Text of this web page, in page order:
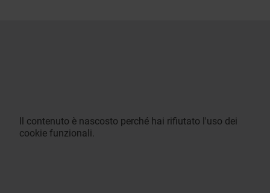
Il contenuto è nascosto perché hai rifiutato l'uso dei
cookie funzionali.